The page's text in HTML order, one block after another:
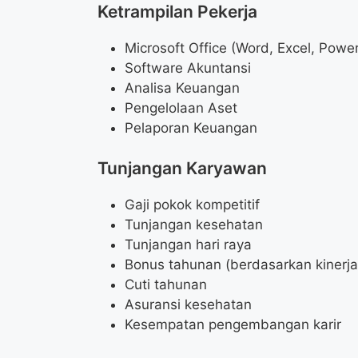
Ketrampilan Pekerja
Microsoft Office (Word, Excel,
Software Akuntansi
Analisa Keuangan
Pengelolaan Aset
Pelaporan Keuangan
Tunjangan Karyawan
Gaji pokok kompetitif
Tunjangan kesehatan
Tunjangan hari raya
Bonus tahunan (berdasarkan
Cuti tahunan
Asuransi kesehatan
Kesempatan pengembangan karir